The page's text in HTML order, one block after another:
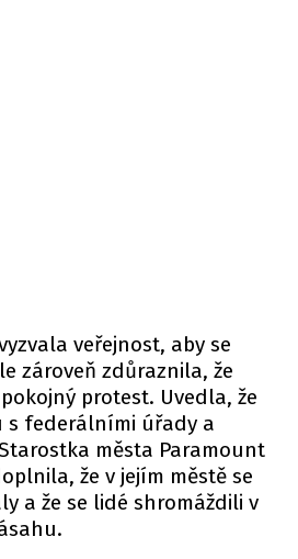
veřejnost, aby se
zároveň zdůraznila, že
protest. Uvedla, že
s federálními úřady a
města Paramount
že v jejím městě se
a že se lidé shromáždili v